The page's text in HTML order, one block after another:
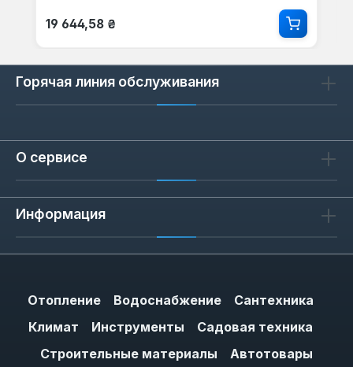
Обычная цена:
19 644,58 ₴
Горячая линия обслуживания
О сервисе
Информация
Отопление Водоснабжение
Сантехника
Климат
Инструменты
Садовая техника
Строительные материалы
Автотовары